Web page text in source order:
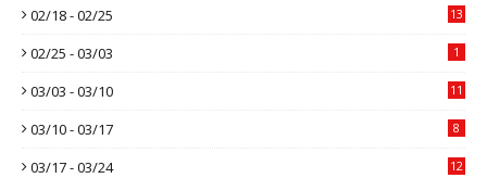
02/18 - 02/25 13
02/25 - 03/03 1
03/03 - 03/10 11
03/10 - 03/17 8
03/17 - 03/24 12